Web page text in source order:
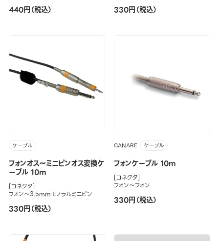
440円（税込） 330円（税込）
ケーブル
フォンオス～ミニピンオス変換ケ
ーブル 10m
[コネクタ]
フォン～3.5mmモノラルミニピン
330円（税込）
CANARE ケーブル
フォンケーブル 10m
[コネクタ]
フォン～フォン
330円（税込）